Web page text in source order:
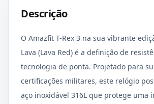
Descrição
O Amazfit T-Rex 3 na sua vibrante
Lava (Lava Red) é a definição de
tecnologia de ponta. Projetado para
certificações militares, este relógio
aço inoxidável 316L que protege uma